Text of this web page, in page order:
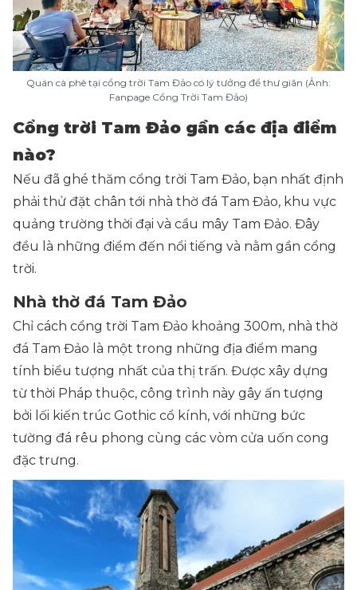
Quán cà phê tại cổng trời Tam Đảo có lý tưởng để thư giãn (Ảnh:
Fanpage Cổng Trời Tam Đảo)
Cổng trời Tam Đảo gần các địa điểm
nào?
Nếu đã ghé thăm cổng trời Tam Đảo, bạn nhất định
phải thử đặt chân tới nhà thờ đá Tam Đảo, khu vực
quảng trường thời đại và cầu mây Tam Đảo. Đây
đều là những điểm đến nổi tiếng và nằm gần cổng
trời.
Nhà thờ đá Tam Đảo
Chỉ cách cổng trời Tam Đảo khoảng 300m, nhà thờ
đá Tam Đảo là một trong những địa điểm mang
tính biểu tượng nhất của thị trấn. Được xây dựng
từ thời Pháp thuộc, công trình này gây ấn tượng
bởi lối kiến trúc Gothic cổ kính, với những bức
tường đá rêu phong cùng các vòm cửa uốn cong
đặc trưng.